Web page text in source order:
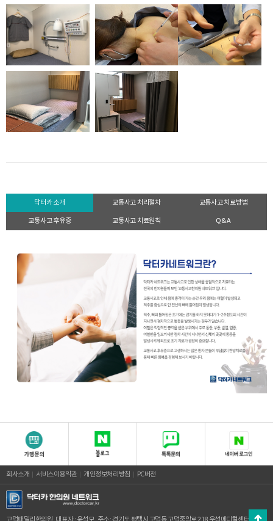
닥터카 소개 교통사고 처리절차 교통사고 치료방법
교통사고 후유증 교통사고 치료원칙 Q&A
회사소개 서비스이용약관 개인정보처리방침 PC버전